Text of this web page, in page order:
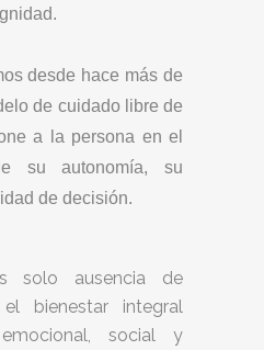
desde hace más de
de cuidado libre de
a la persona en el
su autonomía, su
de decisión.⁣⁣
solo ausencia de
bienestar integral
social y